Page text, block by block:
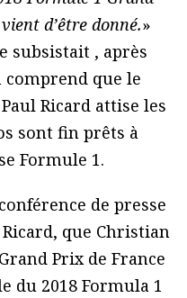
d’être donné.»
subsistait , après
que le
Ricard attise les
sont fin prêts à
Formule 1.
de presse
que Christian
Prix de France
du 2018 Formula 1